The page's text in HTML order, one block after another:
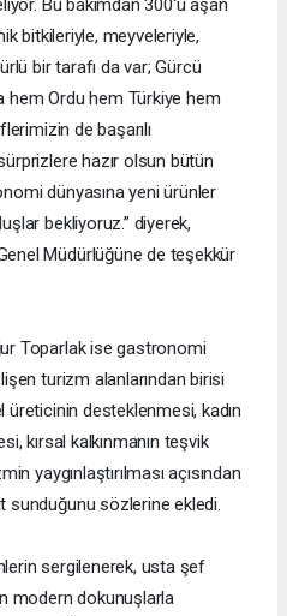
Bu bakımdan 300'ü aşan
bitkileriyle, meyveleriyle,
bir tarafı da var; Gürcü
hem Ordu hem Türkiye hem
de başarılı
hazır olsun bütün
dünyasına yeni ürünler
bekliyoruz.” diyerek,
Müdürlüğüne de teşekkür
Toparlak ise gastronomi
turizm alanlarından birisi
desteklenmesi, kadın
kırsal kalkınmanın teşvik
yaygınlaştırılması açısından
sunduğunu sözlerine ekledi.
sergilenerek, usta şef
modern dokunuşlarla